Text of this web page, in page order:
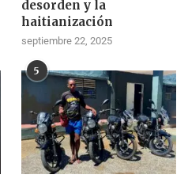
desorden y la
haitianización
septiembre 22, 2025
5